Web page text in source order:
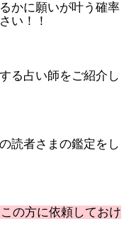
かに願いが叶う確率
い！！
る占い師をご紹介し
読者さまの鑑定をし
の方に依頼しておけ